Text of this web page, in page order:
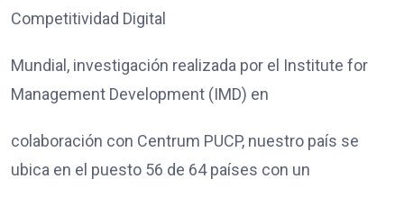
Competitividad Digital
Mundial, investigación realizada por el Institute for
Management Development (IMD) en
colaboración con Centrum PUCP, nuestro país se
ubica en el puesto 56 de 64 países con un